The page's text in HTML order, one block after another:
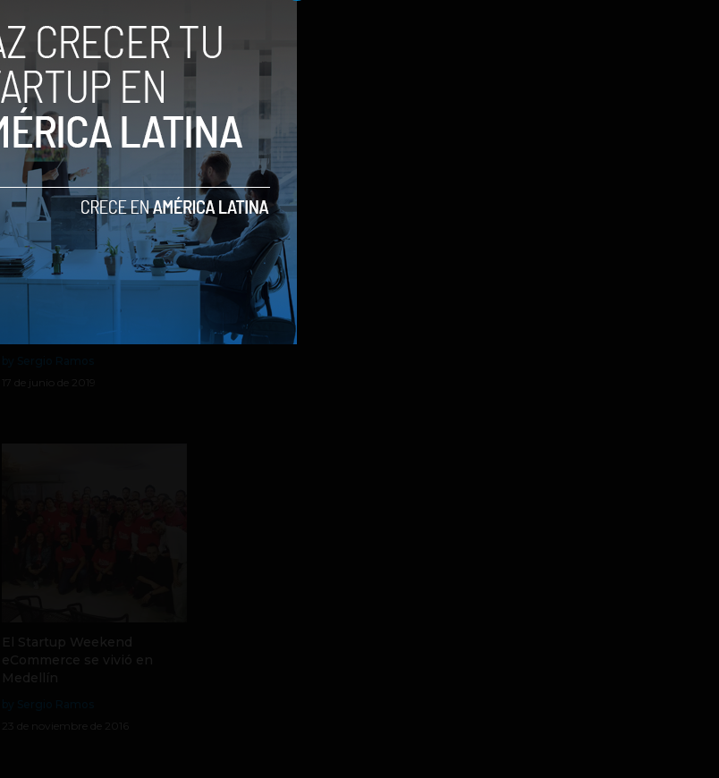
Proyectos de sostenibilidad
fin de semana en Startup
Weekend Medellín
17 de junio de 2019
El Startup Weekend
eCommerce se vivió en
Medellín
23 de noviembre de 2016